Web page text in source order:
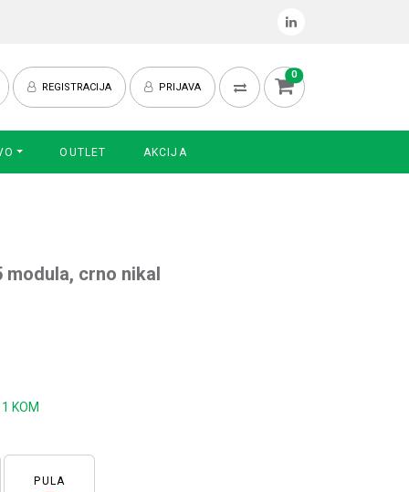
REGISTRACIJA PRIJAVA
0
OUTLET AKCIJA
modula, crno nikal
1 KOM
PULA